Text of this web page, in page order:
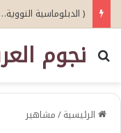
( الدبلوماسية
نجوم
بحث عن
الرئيسية/مشاهير